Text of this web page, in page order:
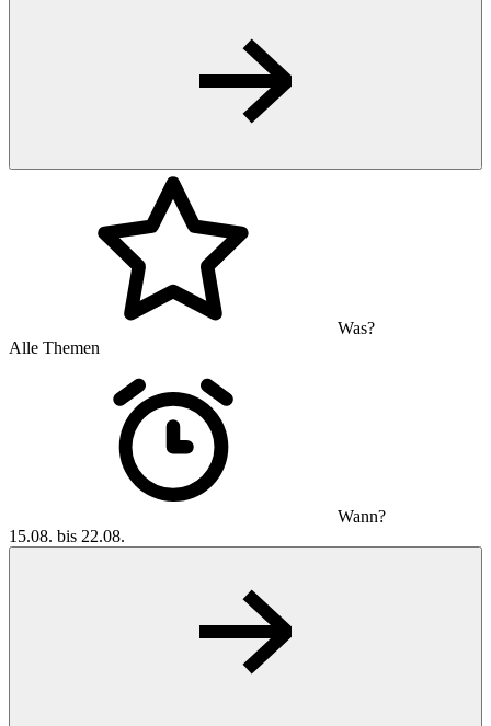
Was?
Alle Themen
Wann?
15.08. bis 22.08.